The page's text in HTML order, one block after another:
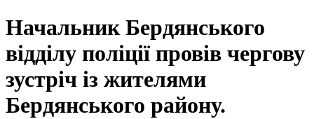
Начальник Бердянського
відділу поліції провів чергову
зустріч із жителями
Бердянського району.